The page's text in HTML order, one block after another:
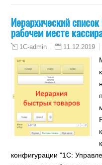
Иерархический
рабочем месте
1C-admin 11.12.2019
конфигурации "1С: